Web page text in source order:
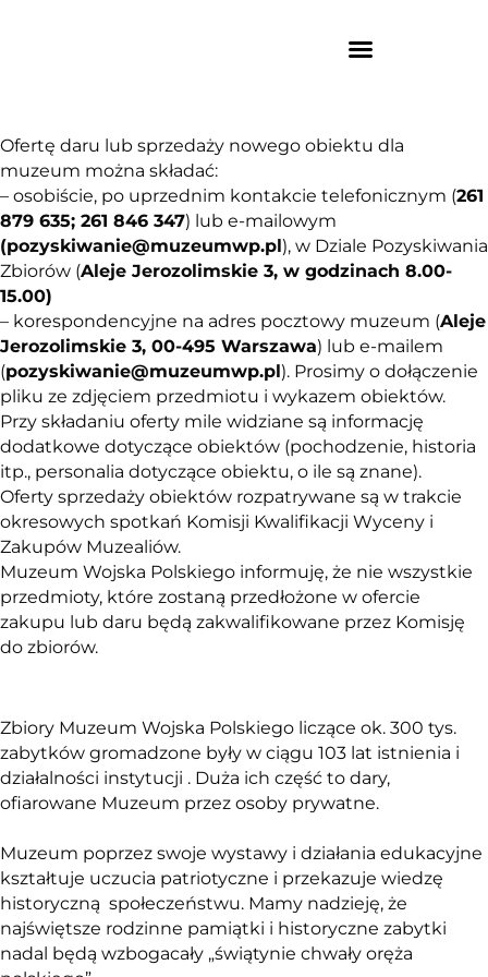
Ofertę daru lub sprzedaży nowego obiektu dla
muzeum można składać:
– osobiście, po uprzednim kontakcie telefonicznym (261
879 635; 261 846 347) lub e-mailowym
(pozyskiwanie@muzeumwp.pl), w Dziale Pozyskiwania
Zbiorów (Aleje Jerozolimskie 3, w godzinach 8.00-
15.00)
– korespondencyjne na adres pocztowy muzeum (Aleje
Jerozolimskie 3, 00-495 Warszawa) lub e-mailem
(pozyskiwanie@muzeumwp.pl). Prosimy o dołączenie
pliku ze zdjęciem przedmiotu i wykazem obiektów.
Przy składaniu oferty mile widziane są informację
dodatkowe dotyczące obiektów (pochodzenie, historia
itp., personalia dotyczące obiektu, o ile są znane).
Oferty sprzedaży obiektów rozpatrywane są w trakcie
okresowych spotkań Komisji Kwalifikacji Wyceny i
Zakupów Muzealiów.
Muzeum Wojska Polskiego informuję, że nie wszystkie
przedmioty, które zostaną przedłożone w ofercie
zakupu lub daru będą zakwalifikowane przez Komisję
do zbiorów.
Zbiory Muzeum Wojska Polskiego liczące ok. 300 tys.
zabytków gromadzone były w ciągu 103 lat istnienia i
działalności instytucji . Duża ich część to dary,
ofiarowane Muzeum przez osoby prywatne.
Muzeum poprzez swoje wystawy i działania edukacyjne
kształtuje uczucia patriotyczne i przekazuje wiedzę
historyczną społeczeństwu. Mamy nadzieję, że
najświętsze rodzinne pamiątki i historyczne zabytki
nadal będą wzbogacały „świątynie chwały oręża